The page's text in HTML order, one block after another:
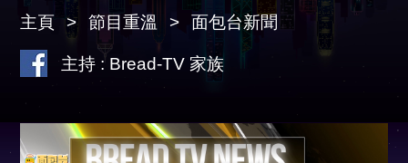
主頁 節目重溫 面包台新聞
主持 : Bread-TV 家族